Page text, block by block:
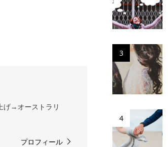
げ→オーストラリ
プロフィール
3
4